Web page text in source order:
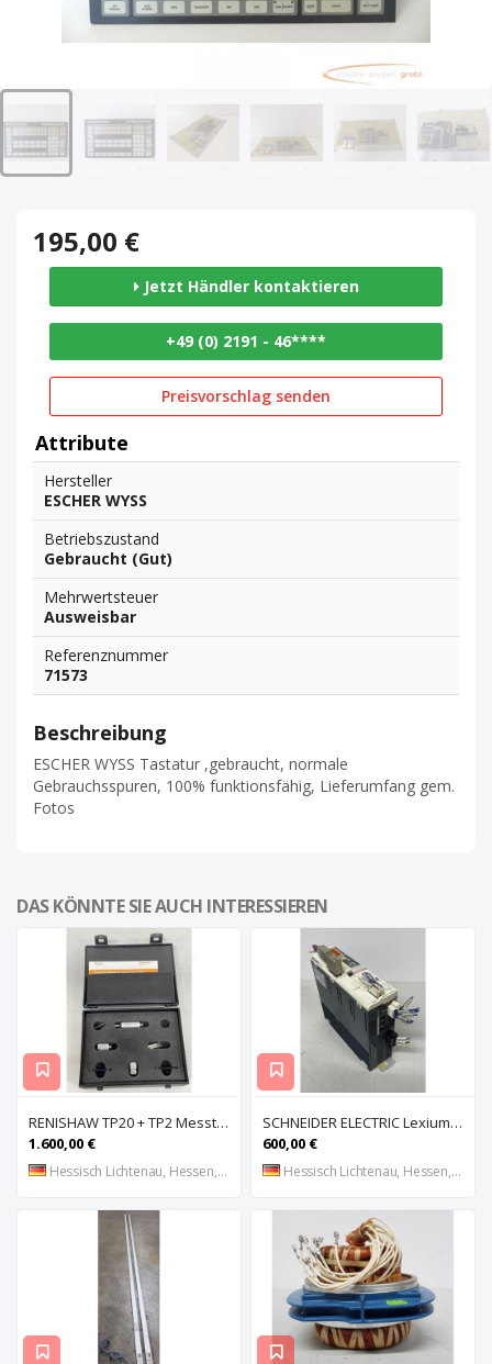
195,00 €
Jetzt Händler kontaktieren
+49 (0) 2191 - 46****
Preisvorschlag senden
Attribute
Hersteller
ESCHER WYSS
Betriebszustand
Gebraucht (Gut)
Mehrwertsteuer
Ausweisbar
Referenznummer
71573
Beschreibung
ESCHER WYSS Tastatur ,gebraucht, normale
Gebrauchsspuren, 100% funktionsfähig, Lieferumfang gem.
Fotos
DAS KÖNNTE SIE AUCH INTERESSIEREN
RENISHAW TP20 + TP2 Messtaster für Messmaschine, Messkopf, Probe Kit,
1.600,00 €
Hessisch Lichtenau, Hessen, DE
SCHNEIDER ELECTRIC Lexium 32 LXM32MU90M2 AC-Servoantrieb, Servoregler, Antriebsregler, Serv
600,00 €
Hessisch Lichtenau, Hessen, DE